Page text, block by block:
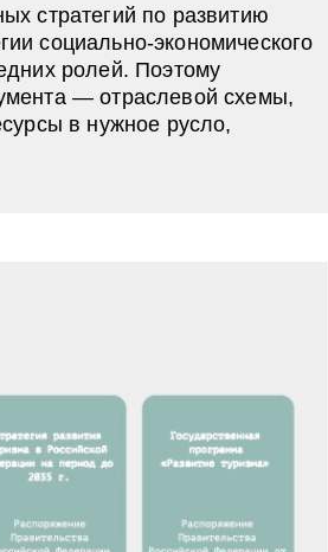
стратегий по развитию
социально-экономического
ролей. Поэтому
— отраслевой схемы,
в нужное русло,